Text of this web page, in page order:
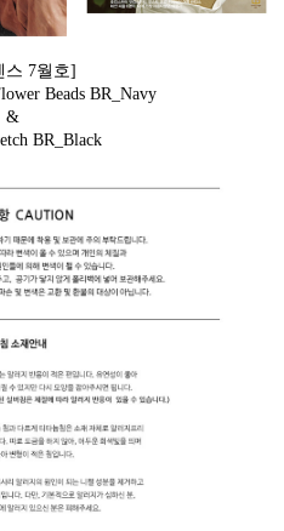
스 7월호]
Beads BR_Navy
&
BR_Black